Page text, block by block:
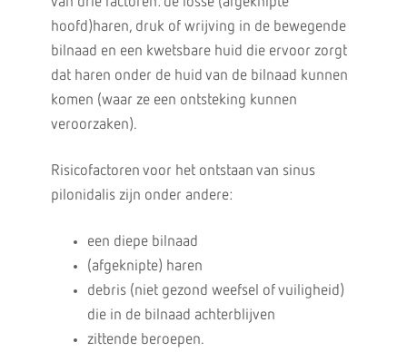
hoofd)haren, druk of wrijving in de bewegende
bilnaad en een kwetsbare huid die ervoor zorgt
dat haren onder de huid van de bilnaad kunnen
komen (waar ze een ontsteking kunnen
veroorzaken).
Risicofactoren voor het ontstaan van sinus
pilonidalis zijn onder andere:
een diepe bilnaad
(afgeknipte) haren
debris (niet gezond weefsel of vuiligheid)
die in de bilnaad achterblijven
zittende beroepen.